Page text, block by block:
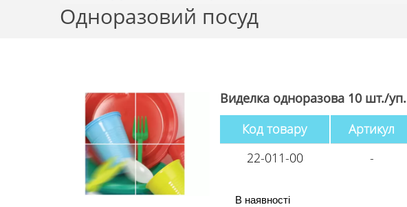
Одноразовий посуд
Виделка одноразова 10 шт./уп.
Код товару
Артикул
22-011-00
-
В наявності